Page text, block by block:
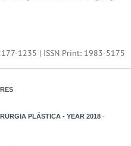
1235 | ISSN Print: 1983-5175
PLÁSTICA - YEAR 2018 -